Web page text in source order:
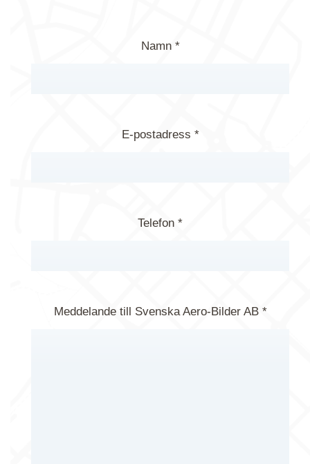
Namn *
E-postadress *
Telefon *
Meddelande till Svenska Aero-Bilder AB *